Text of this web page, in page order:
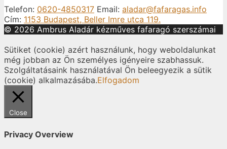
Telefon: 0620-4850317 Email: aladar@fafaragas.info
Cím: 1153 Budapest, Beller Imre utca 119.
© 2026 Ambrus Aladár kézműves fafaragó szerszámai
Sütiket (cookie) azért használunk, hogy weboldalunkat
még jobban az Ön személyes igényeire szabhassuk.
Szolgáltatásaink használatával Ön beleegyezik a sütik
(cookie) alkalmazásába.Elfogadom
Close
Privacy Overview